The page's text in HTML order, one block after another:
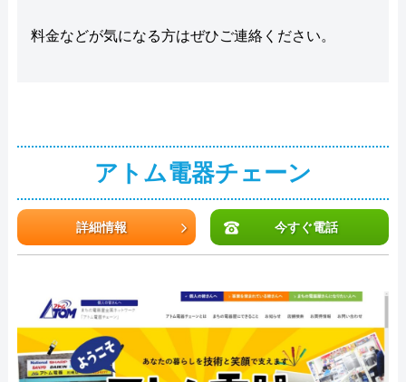
料金などが気になる方はぜひご連絡ください。
アトム電器チェーン
詳細情報 今すぐ電話